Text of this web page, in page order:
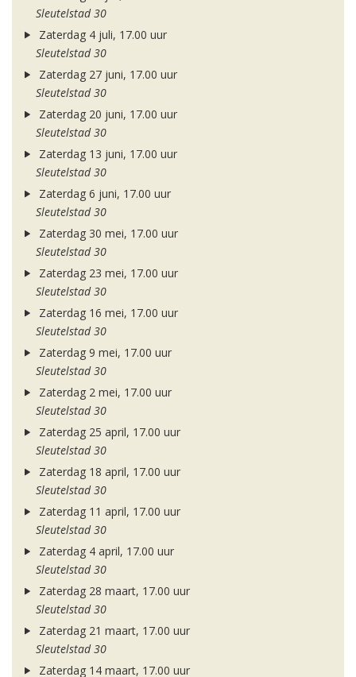
Sleutelstad 30
Zaterdag 4 juli, 17.00 uur
Sleutelstad 30
Zaterdag 27 juni, 17.00 uur
Sleutelstad 30
Zaterdag 20 juni, 17.00 uur
Sleutelstad 30
Zaterdag 13 juni, 17.00 uur
Sleutelstad 30
Zaterdag 6 juni, 17.00 uur
Sleutelstad 30
Zaterdag 30 mei, 17.00 uur
Sleutelstad 30
Zaterdag 23 mei, 17.00 uur
Sleutelstad 30
Zaterdag 16 mei, 17.00 uur
Sleutelstad 30
Zaterdag 9 mei, 17.00 uur
Sleutelstad 30
Zaterdag 2 mei, 17.00 uur
Sleutelstad 30
Zaterdag 25 april, 17.00 uur
Sleutelstad 30
Zaterdag 18 april, 17.00 uur
Sleutelstad 30
Zaterdag 11 april, 17.00 uur
Sleutelstad 30
Zaterdag 4 april, 17.00 uur
Sleutelstad 30
Zaterdag 28 maart, 17.00 uur
Sleutelstad 30
Zaterdag 21 maart, 17.00 uur
Sleutelstad 30
Zaterdag 14 maart, 17.00 uur